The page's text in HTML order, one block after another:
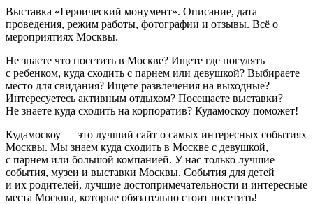
Выставка «Героический монумент». Описание, дата
проведения, режим работы, фотографии и отзывы. Всё о
мероприятиях Москвы.
Не знаете что посетить в Москве? Ищете где погулять
с ребенком, куда сходить с парнем или девушкой? Выбираете
место для свидания? Ищете развлечения на выходные?
Интересуетесь активным отдыхом? Посещаете выставки?
Не знаете куда сходить на корпоратив? Кудамоскоу поможет!
Кудамоскоу — это лучший сайт о самых интересных событиях
Москвы. Мы знаем куда сходить в Москве с девушкой,
с парнем или большой компанией. У нас только лучшие
события, музеи и выставки Москвы. События для детей
и их родителей, лучшие достопримечательности и интересные
места Москвы, которые обязательно стоит посетить!